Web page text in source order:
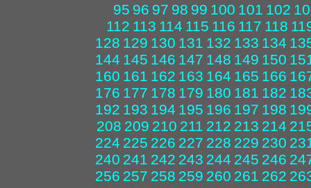
95 96 97 98 99 100 101 102
112 113 114 115 116 117 118
128 129 130 131 132 133 134
144 145 146 147 148 149 150
160 161 162 163 164 165 166
176 177 178 179 180 181 182
192 193 194 195 196 197 198
208 209 210 211 212 213 214
224 225 226 227 228 229 230
240 241 242 243 244 245 246
256 257 258 259 260 261 262